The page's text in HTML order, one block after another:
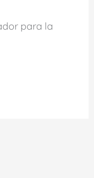
para la